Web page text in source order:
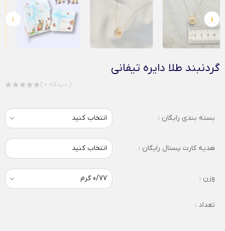
‹
›
گردنبند طلا دایره تیفانی
( 0 دیدگاه )
بسته بندی رایگان :
هدیه کارت پستال رایگان : انتخاب کنید
وزن :
تعداد :